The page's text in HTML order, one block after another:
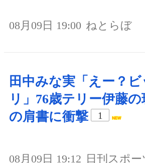
08月09日 19:00 ねとらぼ
田中みな実「えー？ビ
リ」76歳テリー伊藤の
の肩書に衝撃
1
08月09日 19:12 日刊スポー